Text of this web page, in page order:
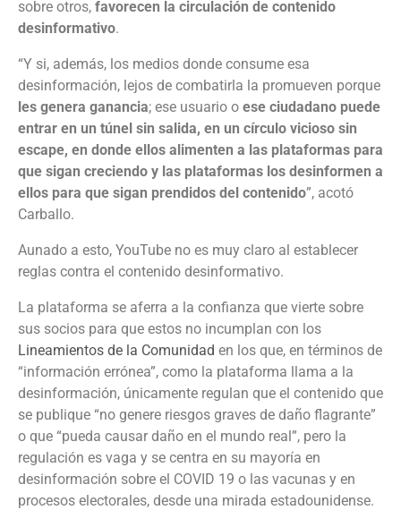
sobre otros, favorecen la circulación de contenido
desinformativo.
“Y si, además, los medios donde consume esa
desinformación, lejos de combatirla la promueven porque
les genera ganancia; ese usuario o ese ciudadano puede
entrar en un túnel sin salida, en un círculo vicioso sin
escape, en donde ellos alimenten a las plataformas para
que sigan creciendo y las plataformas los desinformen a
ellos para que sigan prendidos del contenido”, acotó
Carballo.
Aunado a esto, YouTube no es muy claro al establecer
reglas contra el contenido desinformativo.
La plataforma se aferra a la confianza que vierte sobre
sus socios para que estos no incumplan con los
Lineamientos de la Comunidad en los que, en términos de
“información errónea”, como la plataforma llama a la
desinformación, únicamente regulan que el contenido que
se publique “no genere riesgos graves de daño flagrante”
o que “pueda causar daño en el mundo real”, pero la
regulación es vaga y se centra en su mayoría en
desinformación sobre el COVID 19 o las vacunas y en
procesos electorales, desde una mirada estadounidense.